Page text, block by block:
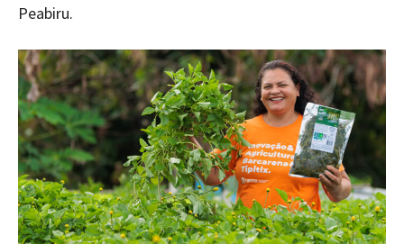
Peabiru.